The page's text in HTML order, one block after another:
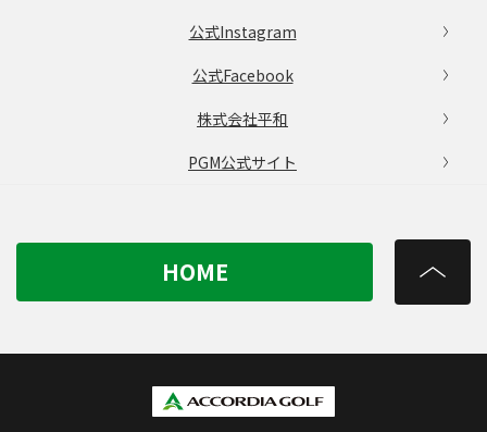
公式Instagram
公式Facebook
株式会社平和
PGM公式サイト
HOME